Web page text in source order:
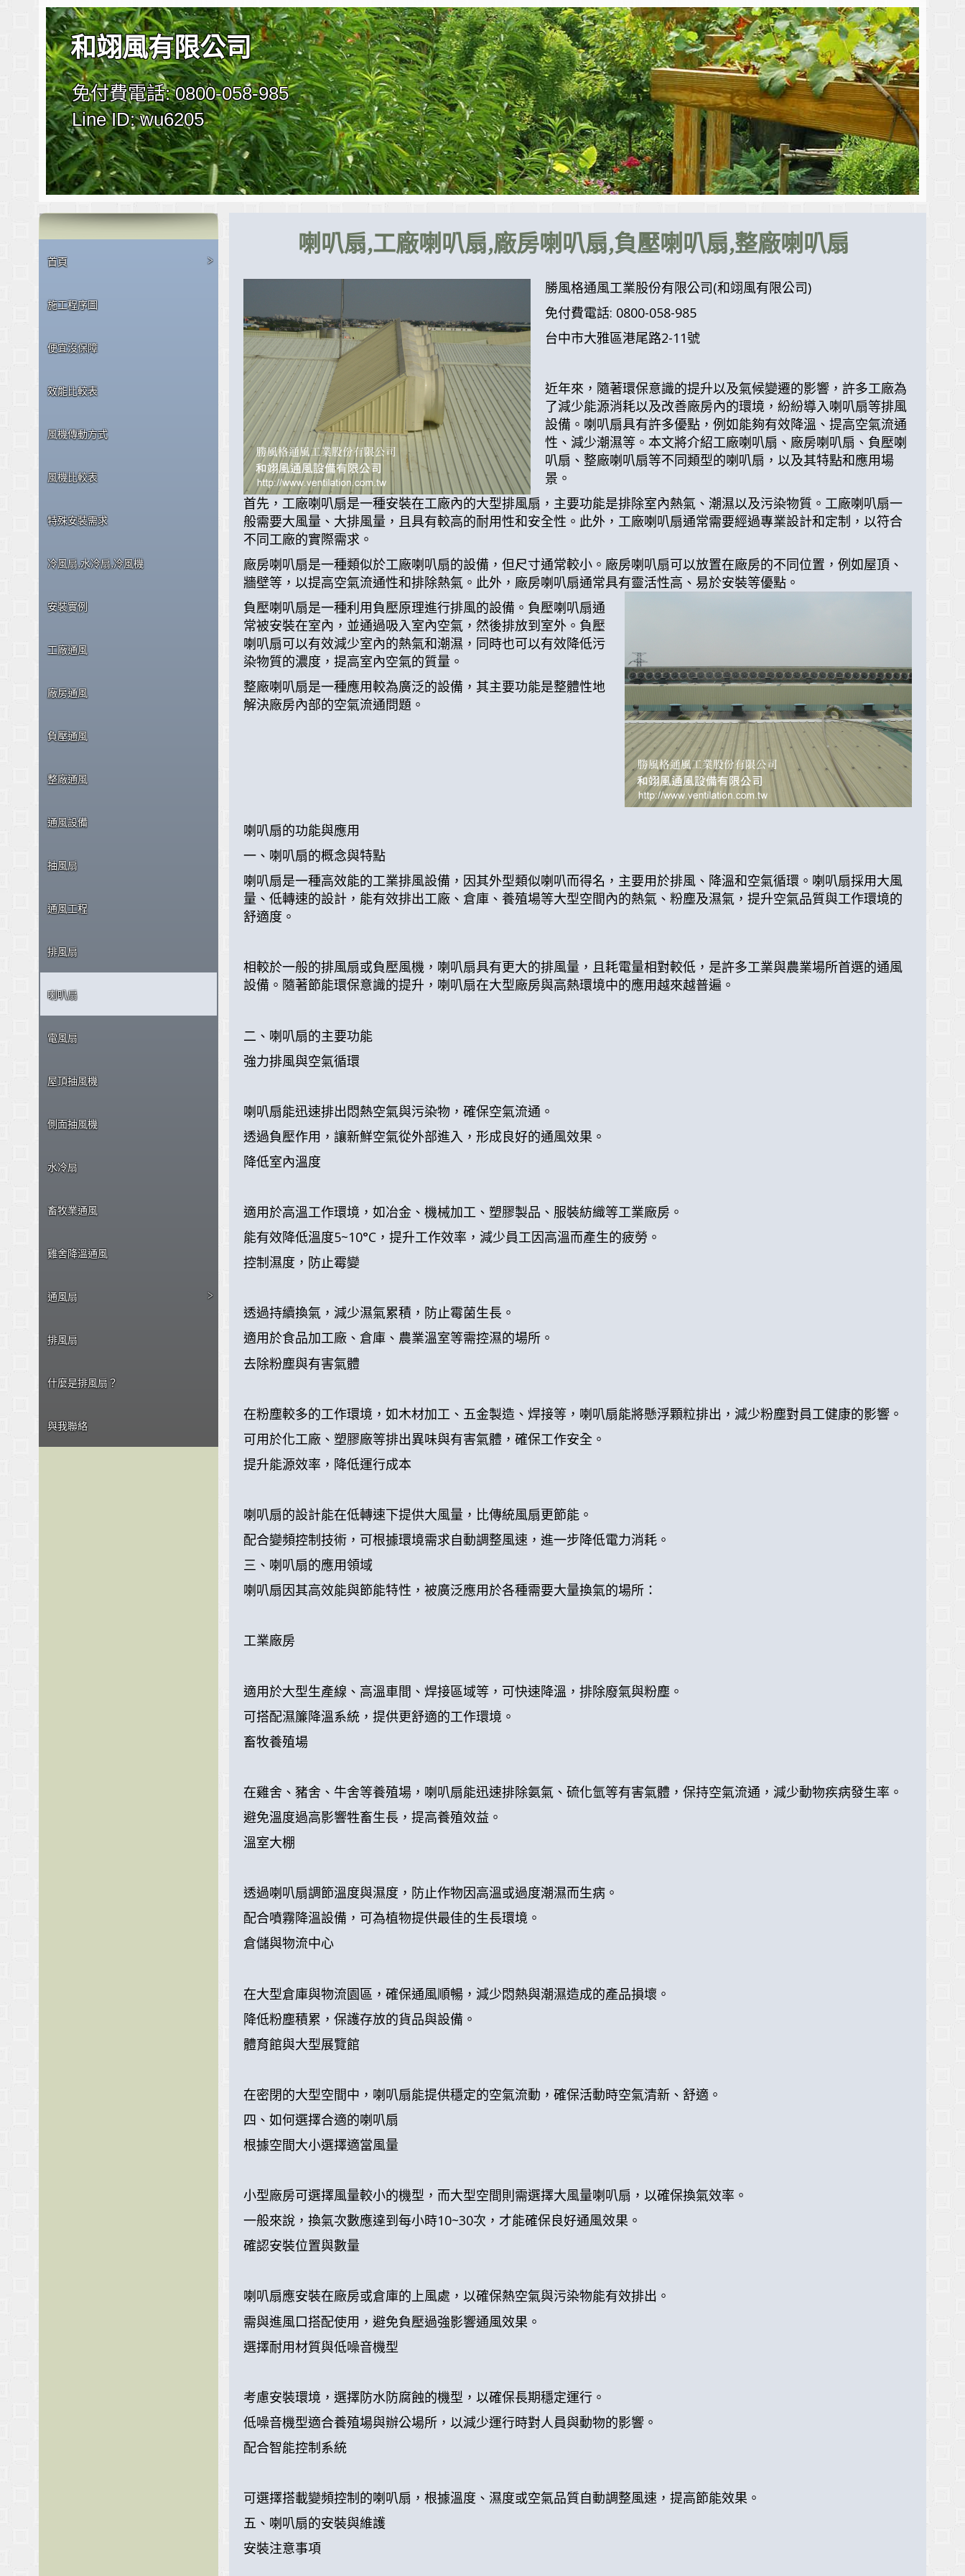
和翊風有限公司
免付費電話: 0800-058-985
Line ID: wu6205
>
首頁
施工程序圖
便宜沒保障
效能比較表
風機傳動方式
風機比較表
特殊安裝需求
冷風扇,水冷扇,冷風機
安裝實例
工廠通風
廠房通風
負壓通風
整廠通風
通風設備
抽風扇
通風工程
排風扇
喇叭扇
電風扇
屋頂抽風機
側面抽風機
水冷扇
畜牧業通風
雞舍降溫通風
>
通風扇
排風扇
什麼是排風扇？
與我聯絡
喇叭扇,工廠喇叭扇,廠房喇叭扇,負壓喇叭扇,整廠喇叭扇
勝風格通風工業股份有限公司(和翊風有限公司)
免付費電話: 0800-058-985
台中市大雅區港尾路2-11號
近年來，隨著環保意識的提升以及氣候變遷的影響，許多工廠為
了減少能源消耗以及改善廠房內的環境，紛紛導入喇叭扇等排風
設備。喇叭扇具有許多優點，例如能夠有效降溫、提高空氣流通
性、減少潮濕等。本文將介紹工廠喇叭扇、廠房喇叭扇、負壓喇
叭扇、整廠喇叭扇等不同類型的喇叭扇，以及其特點和應用場
景。
首先，工廠喇叭扇是一種安裝在工廠內的大型排風扇，主要功能是排除室內熱氣、潮濕以及污染物質。工廠喇叭扇一
般需要大風量、大排風量，且具有較高的耐用性和安全性。此外，工廠喇叭扇通常需要經過專業設計和定制，以符合
不同工廠的實際需求。
廠房喇叭扇是一種類似於工廠喇叭扇的設備，但尺寸通常較小。廠房喇叭扇可以放置在廠房的不同位置，例如屋頂、
牆壁等，以提高空氣流通性和排除熱氣。此外，廠房喇叭扇通常具有靈活性高、易於安裝等優點。
負壓喇叭扇是一種利用負壓原理進行排風的設備。負壓喇叭扇通
常被安裝在室內，並通過吸入室內空氣，然後排放到室外。負壓
喇叭扇可以有效減少室內的熱氣和潮濕，同時也可以有效降低污
染物質的濃度，提高室內空氣的質量。
整廠喇叭扇是一種應用較為廣泛的設備，其主要功能是整體性地
解決廠房內部的空氣流通問題。
喇叭扇的功能與應用
一、喇叭扇的概念與特點
喇叭扇是一種高效能的工業排風設備，因其外型類似喇叭而得名，主要用於排風、降溫和空氣循環。喇叭扇採用大風
量、低轉速的設計，能有效排出工廠、倉庫、養殖場等大型空間內的熱氣、粉塵及濕氣，提升空氣品質與工作環境的
舒適度。
相較於一般的排風扇或負壓風機，喇叭扇具有更大的排風量，且耗電量相對較低，是許多工業與農業場所首選的通風
設備。隨著節能環保意識的提升，喇叭扇在大型廠房與高熱環境中的應用越來越普遍。
二、喇叭扇的主要功能
強力排風與空氣循環
喇叭扇能迅速排出悶熱空氣與污染物，確保空氣流通。
透過負壓作用，讓新鮮空氣從外部進入，形成良好的通風效果。
降低室內溫度
適用於高溫工作環境，如冶金、機械加工、塑膠製品、服裝紡織等工業廠房。
能有效降低溫度5~10°C，提升工作效率，減少員工因高溫而產生的疲勞。
控制濕度，防止霉變
透過持續換氣，減少濕氣累積，防止霉菌生長。
適用於食品加工廠、倉庫、農業溫室等需控濕的場所。
去除粉塵與有害氣體
在粉塵較多的工作環境，如木材加工、五金製造、焊接等，喇叭扇能將懸浮顆粒排出，減少粉塵對員工健康的影響。
可用於化工廠、塑膠廠等排出異味與有害氣體，確保工作安全。
提升能源效率，降低運行成本
喇叭扇的設計能在低轉速下提供大風量，比傳統風扇更節能。
配合變頻控制技術，可根據環境需求自動調整風速，進一步降低電力消耗。
三、喇叭扇的應用領域
喇叭扇因其高效能與節能特性，被廣泛應用於各種需要大量換氣的場所：
工業廠房
適用於大型生產線、高溫車間、焊接區域等，可快速降溫，排除廢氣與粉塵。
可搭配濕簾降溫系統，提供更舒適的工作環境。
畜牧養殖場
在雞舍、豬舍、牛舍等養殖場，喇叭扇能迅速排除氨氣、硫化氫等有害氣體，保持空氣流通，減少動物疾病發生率。
避免溫度過高影響牲畜生長，提高養殖效益。
溫室大棚
透過喇叭扇調節溫度與濕度，防止作物因高溫或過度潮濕而生病。
配合噴霧降溫設備，可為植物提供最佳的生長環境。
倉儲與物流中心
在大型倉庫與物流園區，確保通風順暢，減少悶熱與潮濕造成的產品損壞。
降低粉塵積累，保護存放的貨品與設備。
體育館與大型展覽館
在密閉的大型空間中，喇叭扇能提供穩定的空氣流動，確保活動時空氣清新、舒適。
四、如何選擇合適的喇叭扇
根據空間大小選擇適當風量
小型廠房可選擇風量較小的機型，而大型空間則需選擇大風量喇叭扇，以確保換氣效率。
一般來說，換氣次數應達到每小時10~30次，才能確保良好通風效果。
確認安裝位置與數量
喇叭扇應安裝在廠房或倉庫的上風處，以確保熱空氣與污染物能有效排出。
需與進風口搭配使用，避免負壓過強影響通風效果。
選擇耐用材質與低噪音機型
考慮安裝環境，選擇防水防腐蝕的機型，以確保長期穩定運行。
低噪音機型適合養殖場與辦公場所，以減少運行時對人員與動物的影響。
配合智能控制系統
可選擇搭載變頻控制的喇叭扇，根據溫度、濕度或空氣品質自動調整風速，提高節能效果。
五、喇叭扇的安裝與維護
安裝注意事項